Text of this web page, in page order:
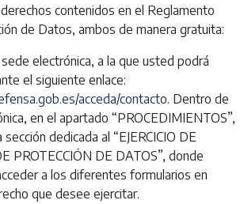
contenidos en el Reglamento
de Datos, ambos de manera gratuita:
electrónica, a la que usted podrá
el siguiente enlace:
acceda/contacto. Dentro de
en el apartado “PROCEDIMIENTOS”,
dedicada al “EJERCICIO DE
PROTECCIÓN DE DATOS”, donde
a los diferentes formularios en
que desee ejercitar.